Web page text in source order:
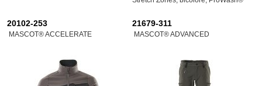
20102-253
MASCOT® ACCELERATE
21679-311
MASCOT® ADVANCED